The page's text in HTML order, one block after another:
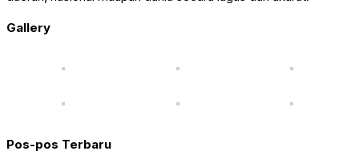
Gallery
Pos-pos Terbaru